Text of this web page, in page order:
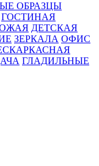
ОБРАЗЦЫ
ГОСТИНАЯ
ДЕТСКАЯ
ЗЕРКАЛА ОФИС
ГЛАДИЛЬНЫЕ